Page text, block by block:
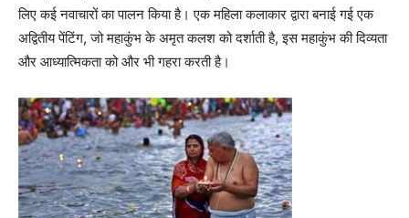
लिए कई नवाचारों का पालन किया है। एक महिला कलाकार द्वारा बनाई गई एक
अद्वितीय पेंटिंग, जो महाकुंभ के अमृत कलश को दर्शाती है, इस महाकुंभ की दिव्यता
और आध्यात्मिकता को और भी गहरा करती है।